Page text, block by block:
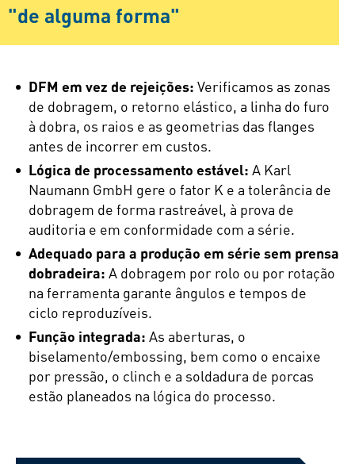
"de alguma forma"
DFM em vez de rejeições: Verificamos as zonas
de dobragem, o retorno elástico, a linha do furo
à dobra, os raios e as geometrias das flanges
antes de incorrer em custos.
Lógica de processamento estável: A Karl
Naumann GmbH gere o fator K e a tolerância de
dobragem de forma rastreável, à prova de
auditoria e em conformidade com a série.
Adequado para a produção em série sem prensa
dobradeira: A dobragem por rolo ou por rotação
na ferramenta garante ângulos e tempos de
ciclo reproduzíveis.
Função integrada: As aberturas, o
biselamento/embossing, bem como o encaixe
por pressão, o clinch e a soldadura de porcas
estão planeados na lógica do processo.